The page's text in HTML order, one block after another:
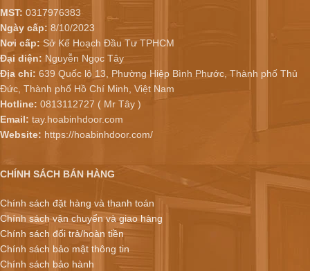
MST: 0317976383
Ngày cấp: 8/10/2023
Nơi cấp: Sở Kế Hoạch Đầu Tư TPHCM
Đại diện: Nguyễn Ngọc Tây
Địa chỉ: 639 Quốc lộ 13, Phường Hiệp Bình Phước, Thành phố Thủ
Đức, Thành phố Hồ Chí Minh, Việt Nam
Hotline: 0813112727 ( Mr Tây )
Email: tay.hoabinhdoor.com
Website: https://hoabinhdoor.com/
CHÍNH SÁCH BÁN HÀNG
Chính sách đặt hàng và thanh toán
Chính sách vận chuyển và giao hàng
Chính sách đổi trả/hoàn tiền
Chính sách bảo mật thông tin
Chính sách bảo hành